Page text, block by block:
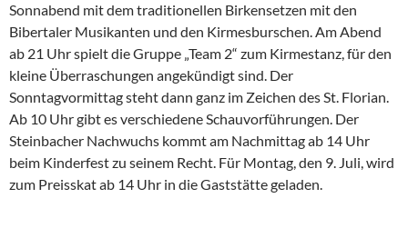
Sonnabend mit dem traditionellen Birkensetzen mit den
Bibertaler Musikanten und den Kirmesburschen. Am Abend
ab 21 Uhr spielt die Gruppe „Team 2“ zum Kirmestanz, für den
kleine Überraschungen angekündigt sind. Der
Sonntagvormittag steht dann ganz im Zeichen des St. Florian.
Ab 10 Uhr gibt es verschiedene Schauvorführungen. Der
Steinbacher Nachwuchs kommt am Nachmittag ab 14 Uhr
beim Kinderfest zu seinem Recht. Für Montag, den 9. Juli, wird
zum Preisskat ab 14 Uhr in die Gaststätte geladen.